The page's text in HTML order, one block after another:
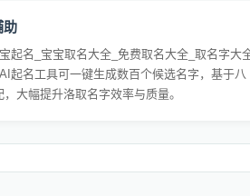
助
起名_宝宝取名大全_免费取名大全_取名字大
AI起名工具可一键生成数百个候选名字，基于八
大幅提升洛取名字效率与质量。